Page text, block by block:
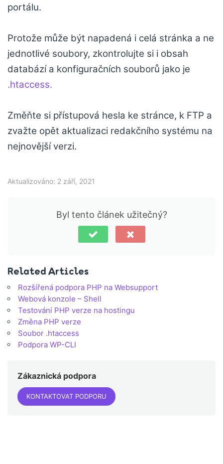
portálu.
Protože může být napadená i celá stránka a ne
jednotlivé soubory, zkontrolujte si i obsah
databází a konfiguračních souborů jako je
.htaccess.
Změňte si přístupová hesla ke stránce, k FTP a
zvažte opět aktualizaci redakčního systému na
nejnovější verzi.
Aktualizováno: 2 září, 2021
Byl tento článek užitečný?
Related Articles
Rozšířená podpora PHP na Websupport
Webová konzole – Shell
Testování PHP verze na hostingu
Změna PHP verze
Soubor .htaccess
Podpora WP-CLI
Zákaznická podpora
KONTAKTOVAT PODPORU